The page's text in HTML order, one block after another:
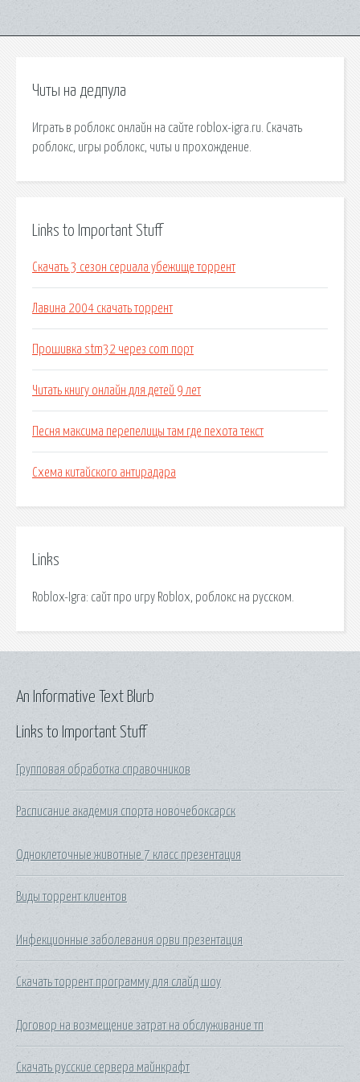
Читы на дедпула
Играть в роблокс онлайн на сайте roblox-igra.ru. Скачать
роблокс, игры роблокс, читы и прохождение.
Links to Important Stuff
Скачать 3 сезон сериала убежище торрент
Лавина 2004 скачать торрент
Прошивка stm32 через com порт
Читать книгу онлайн для детей 9 лет
Песня максима перепелицы там где пехота текст
Схема китайского антирадара
Links
Roblox-Igra: сайт про игру Roblox, роблокс на русском.
Links to Important Stuff
Групповая обработка справочников
Расписание академия спорта новочебоксарск
Одноклеточные животные 7 класс презентация
Виды торрент клиентов
Инфекционные заболевания орви презентация
Скачать торрент программу для слайд шоу
Договор на возмещение затрат на обслуживание тп
Скачать русские сервера майнкрафт
An Informative Text Blurb